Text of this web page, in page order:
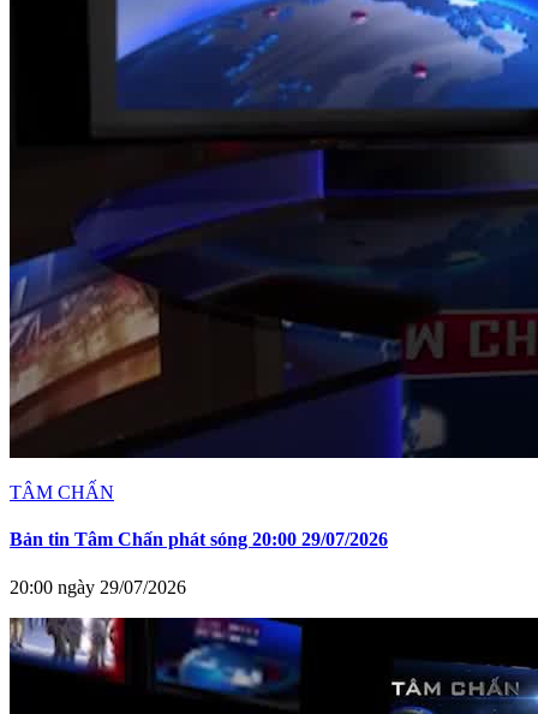
TÂM CHẤN
Bản tin Tâm Chấn phát sóng 20:00 29/07/2026
20:00 ngày 29/07/2026